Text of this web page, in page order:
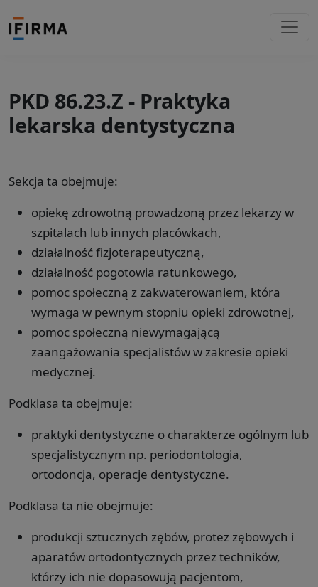
PKD 86.23.Z - Praktyka
lekarska dentystyczna
Sekcja ta obejmuje:
opiekę zdrowotną prowadzoną przez lekarzy w
szpitalach lub innych placówkach,
działalność fizjoterapeutyczną,
działalność pogotowia ratunkowego,
pomoc społeczną z zakwaterowaniem, która
wymaga w pewnym stopniu opieki zdrowotnej,
pomoc społeczną niewymagającą
zaangażowania specjalistów w zakresie opieki
medycznej.
Podklasa ta obejmuje:
praktyki dentystyczne o charakterze ogólnym lub
specjalistycznym np. periodontologia,
ortodoncja, operacje dentystyczne.
Podklasa ta nie obejmuje:
produkcji sztucznych zębów, protez zębowych i
aparatów ortodontycznych przez techników,
którzy ich nie dopasowują pacjentom,